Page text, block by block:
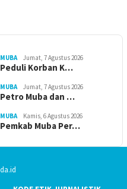
MUBA Jumat, 7 Agustus 2026
Peduli Korban K…
MUBA Jumat, 7 Agustus 2026
Petro Muba dan …
MUBA Kamis, 6 Agustus 2026
Pemkab Muba Per…